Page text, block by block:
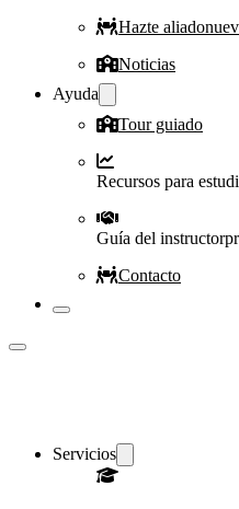
Hazte aliado
Noticias
Ayuda
Tour guiado
Recursos para
Guía del instructor
Contacto
Servicios